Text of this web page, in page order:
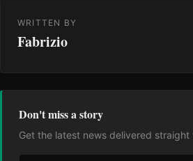
WRITTEN BY
Fabrizio
Don't miss a story
Get the latest news delivered straight